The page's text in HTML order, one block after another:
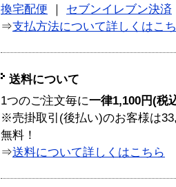
換宅配便
セブンイレブン決済
⇒支払方法について詳しくはこ
送料について
1つのご注文毎に一律1,100円(税
※売掛取引(後払い)のお客様は
無料！
⇒送料について詳しくはこちら